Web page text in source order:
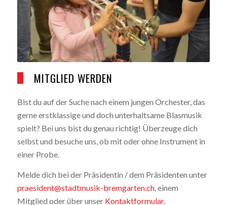
MITGLIED WERDEN
Bist du auf der Suche nach einem jungen Orchester, das
gerne erstklassige und doch unterhaltsame Blasmusik
spielt? Bei uns bist du genau richtig! Überzeuge dich
selbst und besuche uns, ob mit oder ohne Instrument in
einer Probe.
Melde dich bei der Präsidentin / dem Präsidenten unter
praesident@stadtmusik-bremgarten.ch, einem
Mitglied oder über unser Kontaktformular.